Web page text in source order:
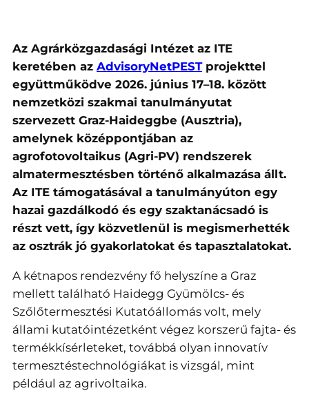
Az Agrárközgazdasági Intézet az ITE
keretében az AdvisoryNetPESTprojekttel
együttműködve 2026. június 17–18. között
nemzetközi szakmai tanulmányutat
szervezett Graz-Haideggbe (Ausztria),
amelynek középpontjában az
agrofotovoltaikus (Agri-PV) rendszerek
almatermesztésben történő alkalmazása állt.
Az ITE támogatásával a tanulmányúton egy
hazai gazdálkodó és egy szaktanácsadó is
részt vett, így közvetlenül is megismerhették
az osztrák jó gyakorlatokat és tapasztalatokat.
A kétnapos rendezvény fő helyszíne a Graz
mellett található Haidegg Gyümölcs- és
Szőlőtermesztési Kutatóállomás volt, mely
állami kutatóintézetként végez korszerű fajta- és
termékkísérleteket, továbbá olyan innovatív
termesztéstechnológiákat is vizsgál, mint
például az agrivoltaika.